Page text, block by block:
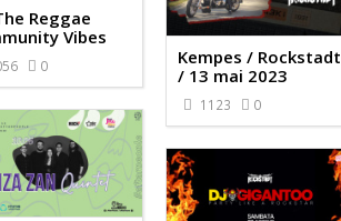
Reggae
Vibes
0
Kempes / Rockstadt
/ 13 mai 2023
1123 0